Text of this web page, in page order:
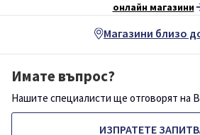
онлайн магазини
Магазини близо
Имате въпрос?
Нашите специалисти ще отговорят на
ИЗПРАТЕТЕ